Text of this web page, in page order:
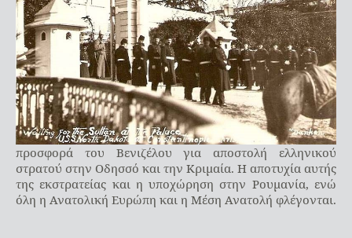
προσφορά του Βενιζέλου για αποστολή ελληνικού
στρατού στην Οδησσό και την Κριμαία. Η αποτυχία αυτής
της εκστρατείας και η υποχώρηση στην Ρουμανία, ενώ
όλη η Ανατολική Ευρώπη και η Μέση Ανατολή φλέγονται.